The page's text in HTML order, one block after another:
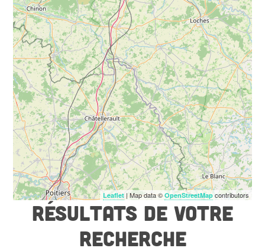
Leaflet| Map data ©OpenStreetMapcontributors
RÉSULTATS DE VOTRE
RECHERCHE